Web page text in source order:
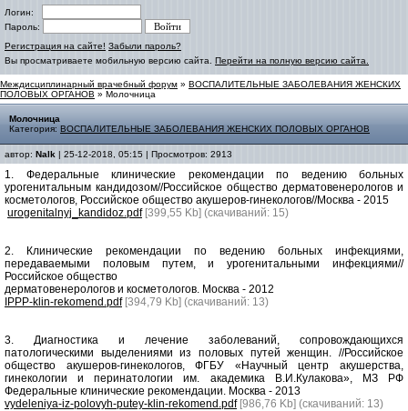
Логин:
Пароль:
Регистрация на сайте! Забыли пароль?
Вы просматриваете мобильную версию сайта. Перейти на полную версию сайта.
Междисциплинарный врачебный форум » ВОСПАЛИТЕЛЬНЫЕ ЗАБОЛЕВАНИЯ ЖЕНСКИХ
ПОЛОВЫХ ОРГАНОВ » Молочница
Молочница
Категория: ВОСПАЛИТЕЛЬНЫЕ ЗАБОЛЕВАНИЯ ЖЕНСКИХ ПОЛОВЫХ ОРГАНОВ
автор: Nalk | 25-12-2018, 05:15 | Просмотров: 2913
1. Федеральные клинические рекомендации по ведению больных
урогенитальным кандидозом//Российское общество дерматовенерологов и
косметологов, Российское общество акушеров-гинекологов//Москва - 2015
urogenitalnyj_kandidoz.pdf[399,55 Kb] (cкачиваний: 15)
2. Клинические рекомендации по ведению больных инфекциями,
передаваемыми половым путем, и урогенитальными инфекциями//
Российское общество
дерматовенерологов и косметологов. Москва - 2012
IPPP-klin-rekomend.pdf[394,79 Kb] (cкачиваний: 13)
3. Диагностика и лечение заболеваний, сопровождающихся
патологическими выделениями из половых путей женщин. //Российское
общество акушеров-гинекологов, ФГБУ «Научный центр акушерства,
гинекологии и перинатологии им. академика В.И.Кулакова», МЗ РФ
Федеральные клинические рекомендации. Москва - 2013
vydeleniya-iz-polovyh-putey-klin-rekomend.pdf[986,76 Kb] (cкачиваний: 13)